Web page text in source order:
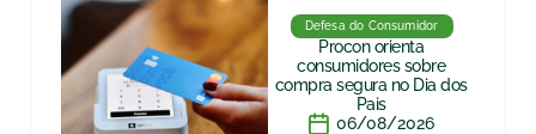
Defesa do Consumidor
Procon orienta
consumidores sobre
compra segura no Dia dos
Pais
06/08/2026